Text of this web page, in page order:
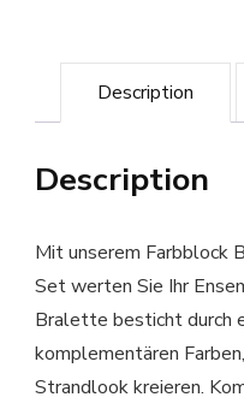
Description
Description
Mit unserem Farbblock
Set werten Sie Ihr
Bralette besticht durch
komplementären
Strandlook kreieren.